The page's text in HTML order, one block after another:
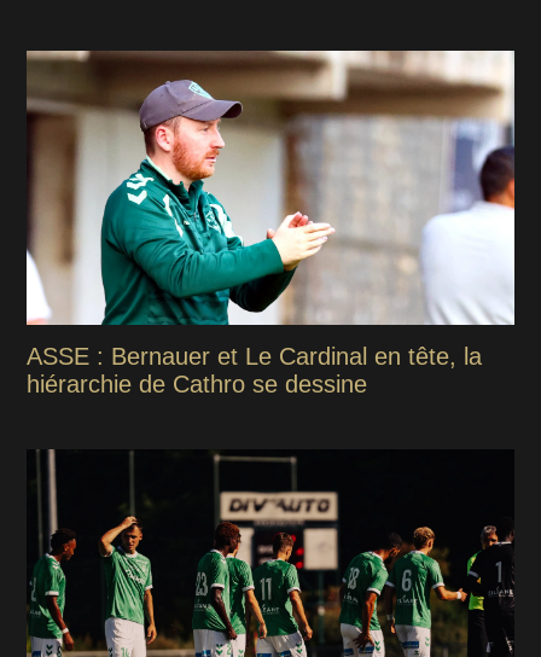
ASSE : Bernauer et Le Cardinal en tête, la
hiérarchie de Cathro se dessine